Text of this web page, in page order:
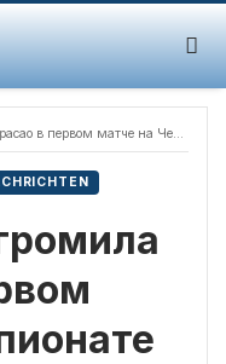
матче на Чемпионате мира